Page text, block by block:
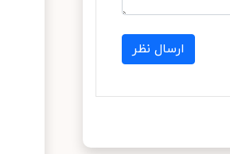
ارسال نظر